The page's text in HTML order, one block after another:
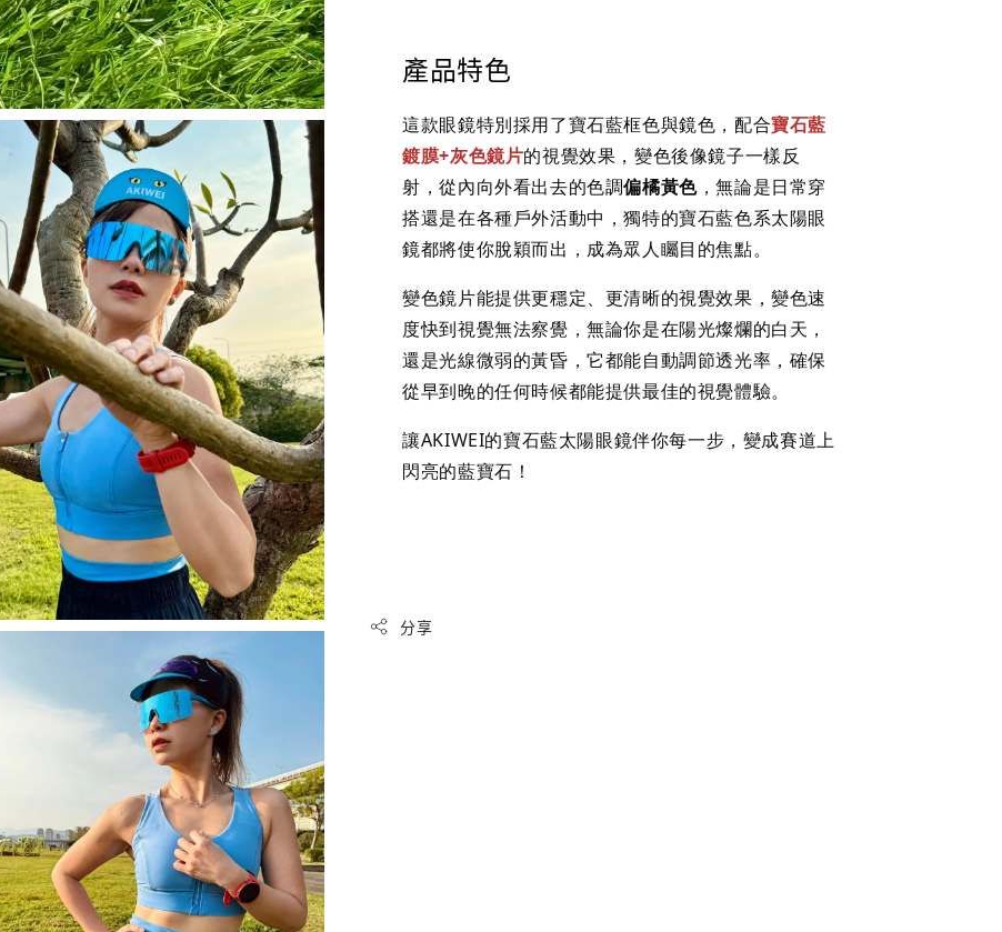
產品特色
這款眼鏡特別採用了寶石藍框色與鏡色， 配合寶石藍
鍍膜+灰色鏡片的視覺效果，變色後像鏡子一樣反
射，從內向外看出去的色調偏橘黃色，無論是日常穿
搭還是在各種戶外活動中，獨特的寶石藍色系太陽眼
鏡都將使你脫穎而出，成為眾人矚目的焦點。
變色鏡片能提供更穩定、更清晰的視覺效果，變色速
度快到視覺無法察覺，無論你是在陽光燦爛的白天，
還是光線微弱的黃昏，它都能自動調節透光率，確保
從早到晚的任何時候都能提供最佳的視覺體驗。
讓AKIWEI的寶石藍太陽眼鏡伴你每一步，變成賽道上
閃亮的藍寶石！
分享